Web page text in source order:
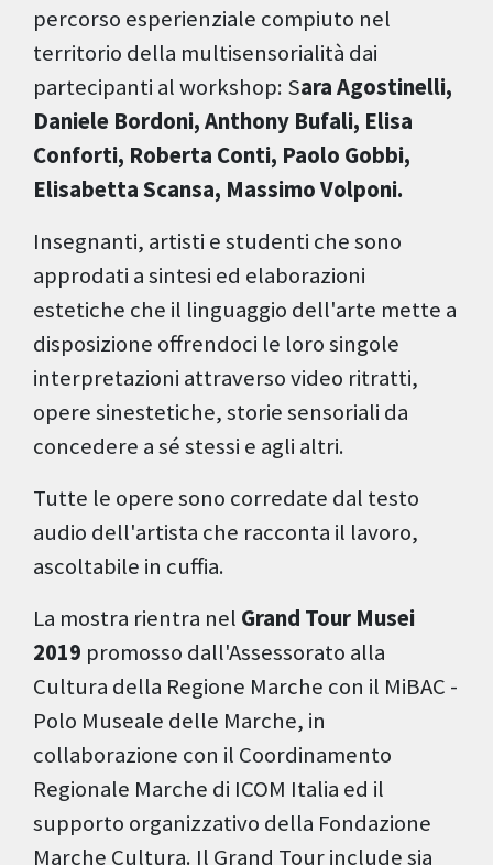
percorso esperienziale compiuto nel
territorio della multisensorialità dai
partecipanti al workshop: Sara Agostinelli,
Daniele Bordoni, Anthony Bufali, Elisa
Conforti, Roberta Conti, Paolo Gobbi,
Elisabetta Scansa, Massimo Volponi.
Insegnanti, artisti e studenti che sono
approdati a sintesi ed elaborazioni
estetiche che il linguaggio dell'arte mette a
disposizione offrendoci le loro singole
interpretazioni attraverso video ritratti,
opere sinestetiche, storie sensoriali da
concedere a sé stessi e agli altri.
Tutte le opere sono corredate dal testo
audio dell'artista che racconta il lavoro,
ascoltabile in cuffia.
La mostra rientra nel Grand Tour Musei
2019 promosso dall'Assessorato alla
Cultura della Regione Marche con il MiBAC -
Polo Museale delle Marche, in
collaborazione con il Coordinamento
Regionale Marche di ICOM Italia ed il
supporto organizzativo della Fondazione
Marche Cultura. Il Grand Tour include sia